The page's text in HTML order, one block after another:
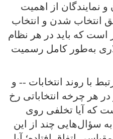
نمایندگان از اهمیت
انتخاب شدن و انتخاب
که باید در هر نظام
به‌طور کامل رسمیت
با روند انتخابات -- و
هر چرخه انتخاباتی رخ
که آیا تخلفی روی
به سؤال‌هایی چند از این